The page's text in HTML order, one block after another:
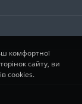
комфортної
сайту, ви
cookies.